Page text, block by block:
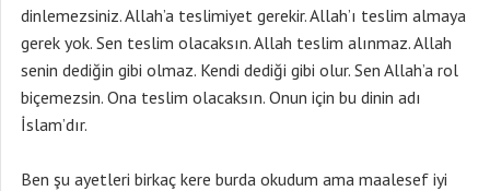
dinlemezsiniz. Allah’a teslimiyet gerekir. Allah’ı teslim almaya
gerek yok. Sen teslim olacaksın. Allah teslim alınmaz. Allah
senin dediğin gibi olmaz. Kendi dediği gibi olur. Sen Allah’a rol
biçemezsin. Ona teslim olacaksın. Onun için bu dinin adı
İslam’dır.
Ben şu ayetleri birkaç kere burda okudum ama maalesef iyi